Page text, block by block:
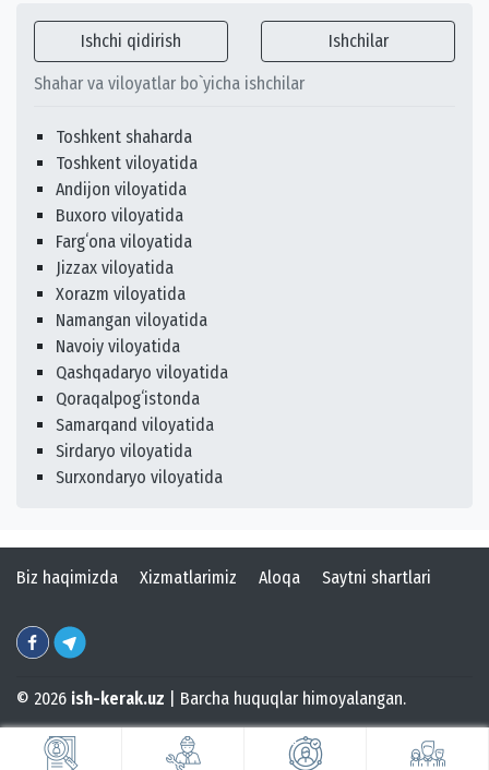
Ishchi qidirish Ishchilar
Shahar va viloyatlar bo`yicha ishchilar
Toshkent shaharda
Toshkent viloyatida
Andijon viloyatida
Buxoro viloyatida
Fargʻona viloyatida
Jizzax viloyatida
Xorazm viloyatida
Namangan viloyatida
Navoiy viloyatida
Qashqadaryo viloyatida
Qoraqalpogʻistonda
Samarqand viloyatida
Sirdaryo viloyatida
Surxondaryo viloyatida
Biz haqimizda Xizmatlarimiz Aloqa Saytni shartlari
© 2026 ish-kerak.uz | Barcha huquqlar himoyalangan.